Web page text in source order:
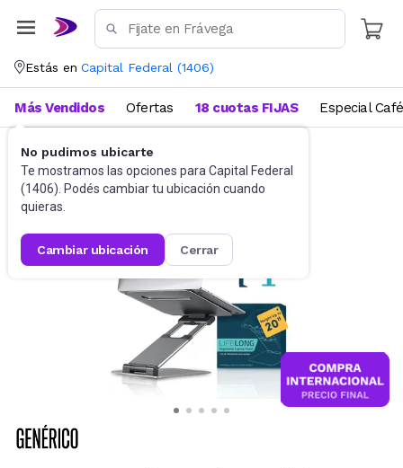
Estás en Capital Federal (1406)
No pudimos ubicarte
Te mostramos las opciones para Capital Federal
(1406). Podés cambiar tu ubicación cuando
quieras.
cambiar ubicación cerrar
Más Vendidos Ofertas 18 cuotas FIJAS Especial Café
Accesorios de Informática
Base para Netbooks y Notebooks